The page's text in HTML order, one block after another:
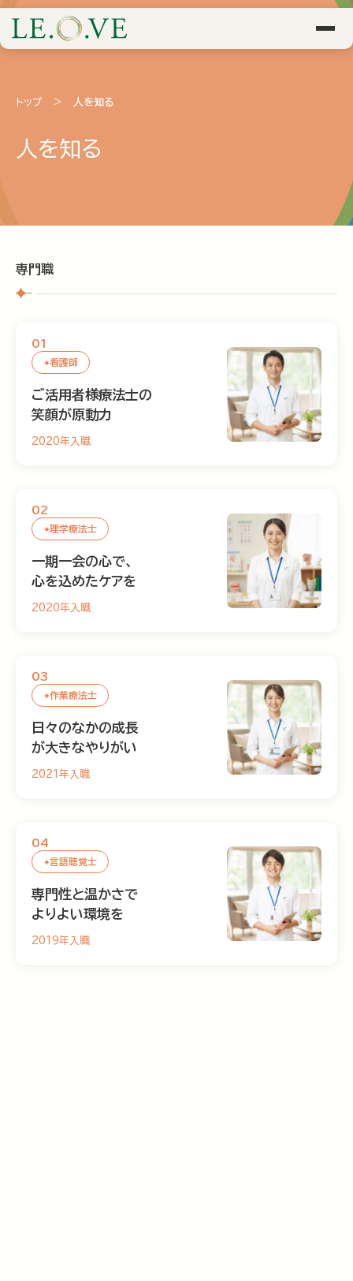
トップ > 人を知る
人を知る
専門職
01
看護師
ご活用者様療法士の
笑顔が原動力
2020年入職
02
理学療法士
一期一会の心で、
心を込めたケアを
2020年入職
03
作業療法士
日々のなかの成長
が大きなやりがい
2021年入職
04
言語聴覚士
専門性と温かさで
よりよい環境を
2019年入職